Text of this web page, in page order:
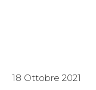
18 Ottobre 2021